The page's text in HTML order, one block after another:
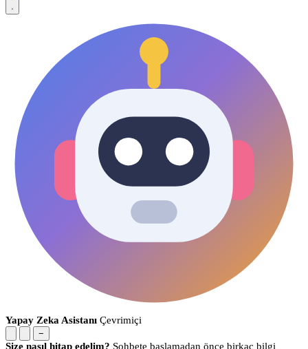
Yapay Zeka Asistanı Çevrimiçi
−
Size nasıl hitap edelim? Sohbete başlamadan önce birkaç bilgi